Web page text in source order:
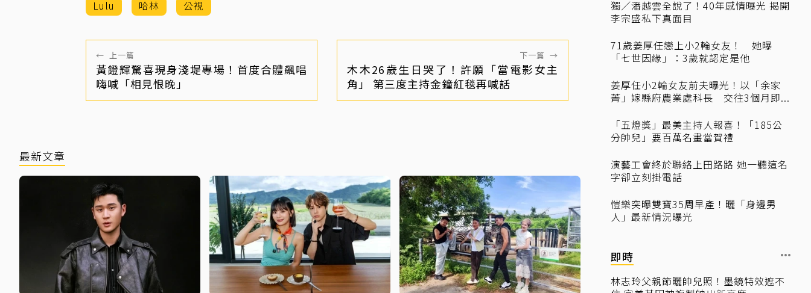
Lulu 哈林 公視
← 上一篇
黃鐙輝驚喜現身淺堤專場！首度合體飆唱
嗨喊「相見恨晚」
下一篇 →
木木26歲生日哭了！許願「當電影女主
角」 第三度主持金鐘紅毯再喊話
最新文章
獨／潘越雲全說了！40年感情曝光 揭開
李宗盛私下真面目
71歲姜厚任戀上小2輪女友！ 她曝
「七世因緣」：3歲就認定是他
姜厚任小2輪女友前夫曝光！以「余家
菁」嫁縣府農業處科長 交往3個月即...
「五燈獎」最美主持人報喜！「185公
分帥兒」要百萬名畫當賀禮
演藝工會終於聯絡上田路路 她一聽這名
字卻立刻掛電話
愷樂突曝雙寶35周早產！曬「身邊男
人」最新情況曝光
即時
林志玲父親節曬帥兒照！墨鏡特效遮不